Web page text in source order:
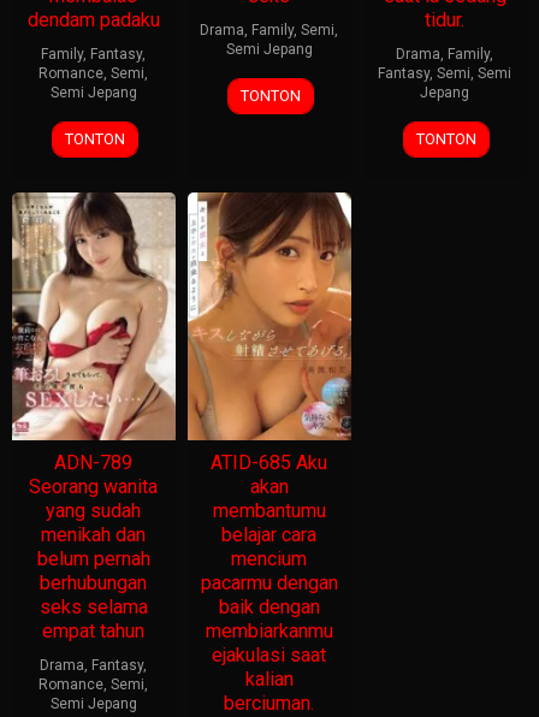
dendam padaku
Family, Fantasy,
Romance,Semi,
Semi Jepang
TONTON
Drama, Family,Semi,
Semi Jepang
TONTON
tidur.
Drama, Family,
Fantasy,Semi,Semi
Jepang
TONTON
ADN-789
Seorang wanita
yang sudah
menikah dan
belum pernah
berhubungan
seks selama
empat tahun
Drama, Fantasy,
Romance,Semi,
Semi Jepang
ATID-685 Aku
akan
membantumu
belajar cara
mencium
pacarmu dengan
baik dengan
membiarkanmu
ejakulasi saat
kalian
berciuman.